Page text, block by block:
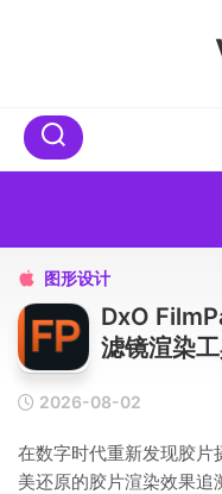
 图形设计
DxO
滤镜渲染
2026-08-02
在数字时代重新发现胶片
美还原的胶片渲染效果追